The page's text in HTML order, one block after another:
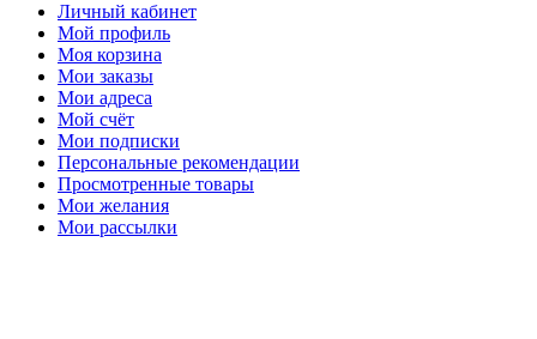
Личный кабинет
Мой профиль
Моя корзина
Мои заказы
Мои адреса
Мой счёт
Мои подписки
Персональные рекомендации
Просмотренные товары
Мои желания
Мои рассылки